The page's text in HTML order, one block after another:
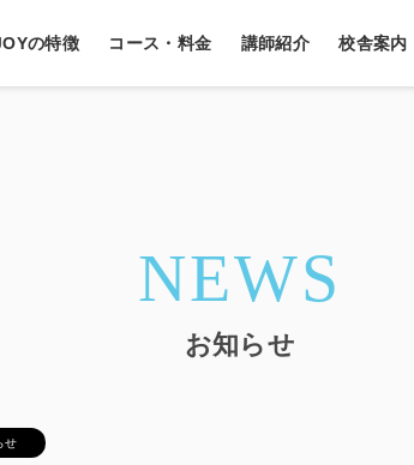
の特徴 コース・料金 講師紹介 校舎案内
NEWS
お知らせ
せ